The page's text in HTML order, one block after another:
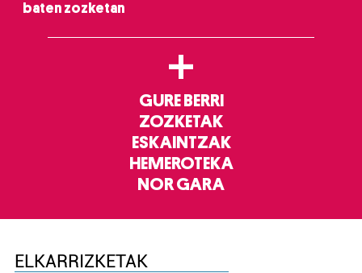
baten zozketan
+
GURE BERRI
ZOZKETAK
ESKAINTZAK
HEMEROTEKA
NOR GARA
ELKARRIZKETAK